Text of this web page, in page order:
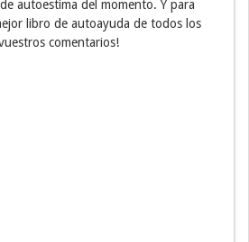
autoestima del momento. Y para
libro de autoayuda de todos los
comentarios!